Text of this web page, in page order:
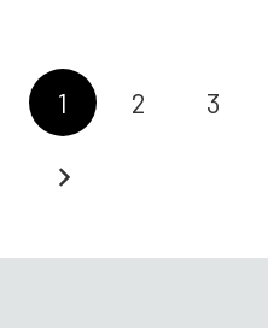
1 2 3